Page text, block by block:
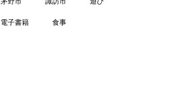
電子書籍 食事